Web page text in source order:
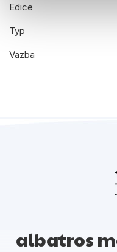
Edice
Typ
Vazba
albatros